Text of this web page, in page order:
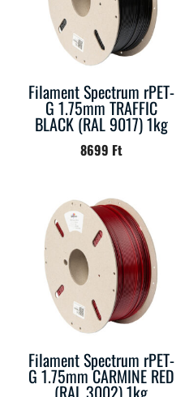
Filament Spectrum rPET-
G 1.75mm TRAFFIC
BLACK (RAL 9017) 1kg
8699 Ft
Filament Spectrum rPET-
G 1.75mm CARMINE RED
(RAL 3002) 1kg